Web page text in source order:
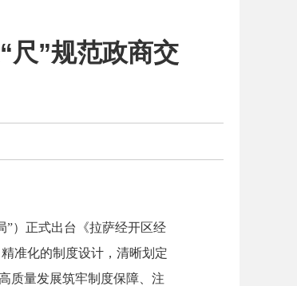
尺”规范政商交
”）正式出台《拉萨经开区经
准化的制度设计，清晰划定
质量发展筑牢制度保障、注